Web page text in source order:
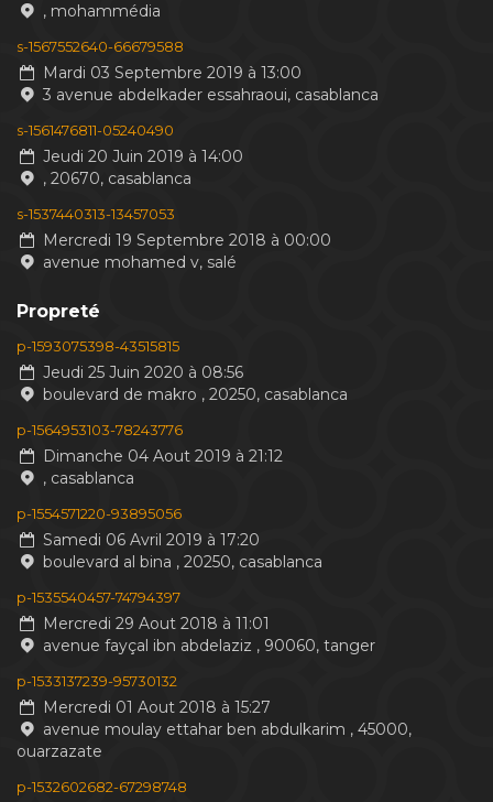
, mohammédia
s-1567552640-66679588
Mardi 03 Septembre 2019 à 13:00
3 avenue abdelkader essahraoui, casablanca
s-1561476811-05240490
Jeudi 20 Juin 2019 à 14:00
, 20670, casablanca
s-1537440313-13457053
Mercredi 19 Septembre 2018 à 00:00
avenue mohamed v, salé
Propreté
p-1593075398-43515815
Jeudi 25 Juin 2020 à 08:56
boulevard de makro , 20250, casablanca
p-1564953103-78243776
Dimanche 04 Aout 2019 à 21:12
, casablanca
p-1554571220-93895056
Samedi 06 Avril 2019 à 17:20
boulevard al bina , 20250, casablanca
p-1535540457-74794397
Mercredi 29 Aout 2018 à 11:01
avenue fayçal ibn abdelaziz , 90060, tanger
p-1533137239-95730132
Mercredi 01 Aout 2018 à 15:27
avenue moulay ettahar ben abdulkarim , 45000,
ouarzazate
p-1532602682-67298748